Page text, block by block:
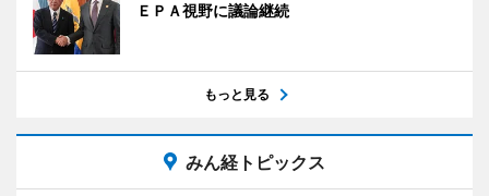
ＥＰＡ視野に議論継続
もっと見る
みん経トピックス